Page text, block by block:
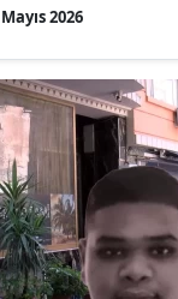
2026